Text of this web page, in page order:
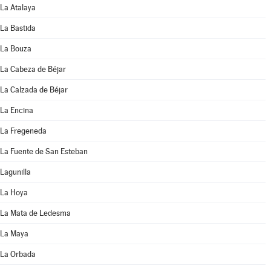
La Atalaya
La Bastida
La Bouza
La Cabeza de Béjar
La Calzada de Béjar
La Encina
La Fregeneda
La Fuente de San Esteban
Lagunilla
La Hoya
La Mata de Ledesma
La Maya
La Orbada